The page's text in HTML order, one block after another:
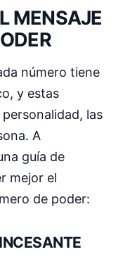
MENSAJE
número tiene
y estas
las
A
guía de
mejor el
de poder: